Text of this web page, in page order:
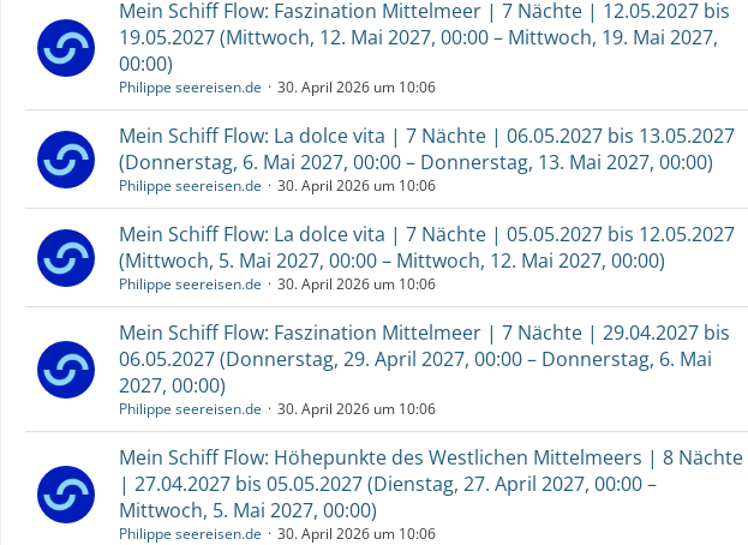
Mein Schiff Flow: Faszination Mittelmeer | 7 Nächte | 12.05.2027 bis
19.05.2027 (Mittwoch, 12. Mai 2027, 00:00 – Mittwoch, 19. Mai 2027,
00:00)
Philippe seereisen.de 30. April 2026 um 10:06
Mein Schiff Flow: La dolce vita | 7 Nächte | 06.05.2027 bis 13.05.2027
(Donnerstag, 6. Mai 2027, 00:00 – Donnerstag, 13. Mai 2027, 00:00)
Philippe seereisen.de 30. April 2026 um 10:06
Mein Schiff Flow: La dolce vita | 7 Nächte | 05.05.2027 bis 12.05.2027
(Mittwoch, 5. Mai 2027, 00:00 – Mittwoch, 12. Mai 2027, 00:00)
Philippe seereisen.de 30. April 2026 um 10:06
Mein Schiff Flow: Faszination Mittelmeer | 7 Nächte | 29.04.2027 bis
06.05.2027 (Donnerstag, 29. April 2027, 00:00 – Donnerstag, 6. Mai
2027, 00:00)
Philippe seereisen.de 30. April 2026 um 10:06
Mein Schiff Flow: Höhepunkte des Westlichen Mittelmeers | 8 Nächte
| 27.04.2027 bis 05.05.2027 (Dienstag, 27. April 2027, 00:00 –
Mittwoch, 5. Mai 2027, 00:00)
Philippe seereisen.de 30. April 2026 um 10:06